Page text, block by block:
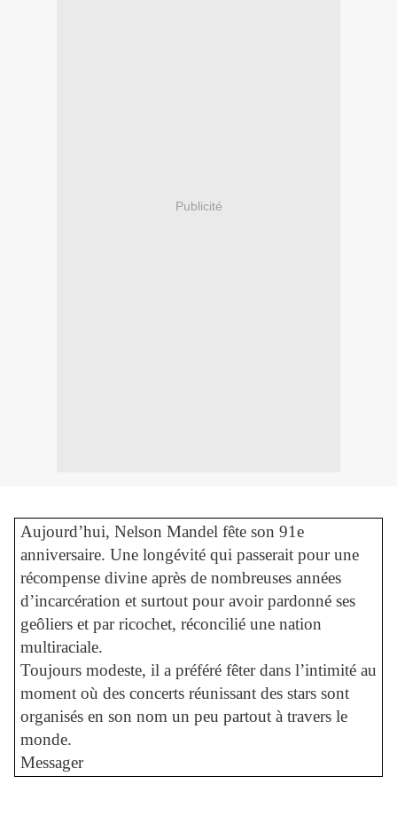
Publicité
Aujourd’hui, Nelson Mandel fête son 91e
anniversaire. Une longévité qui passerait pour une
récompense divine après de nombreuses années
d’incarcération et surtout pour avoir pardonné ses
geôliers et par ricochet, réconcilié une nation
multiraciale.
Toujours modeste, il a préféré fêter dans l’intimité au
moment où des concerts réunissant des stars sont
organisés en son nom un peu partout à travers le
monde.
Messager